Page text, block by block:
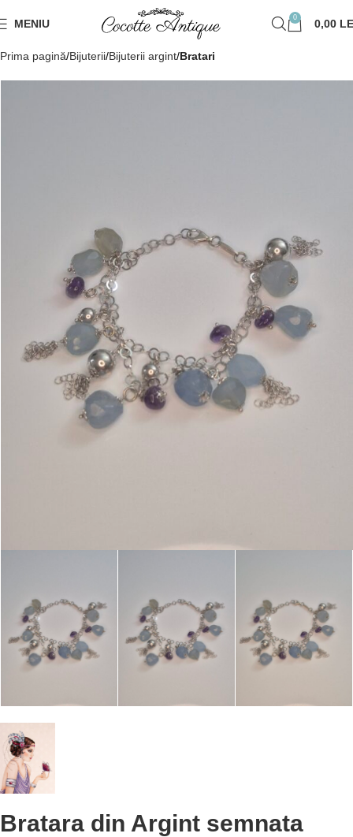
MENIU 0 0,00
Prima pagină Bijuterii Bijuterii argint Bratari
Bratara din Argint semnata